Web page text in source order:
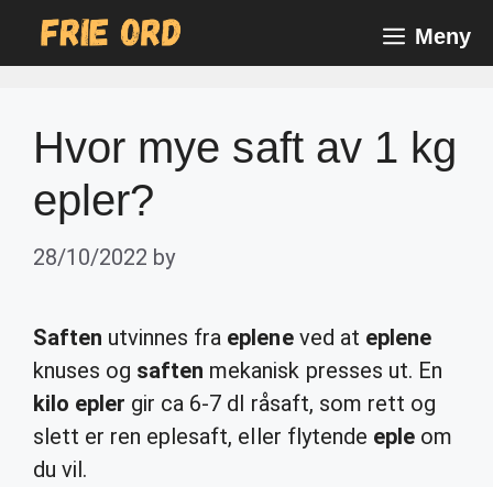
Meny
Hvor mye saft av 1 kg
epler?
28/10/2022 by
Saften utvinnes fra epleneved at eplene
knuses og saften mekanisk presses ut. En
kilo epler gir ca 6-7 dl råsaft, som rett og
slett er ren eplesaft, eller flytende epleom
du vil.